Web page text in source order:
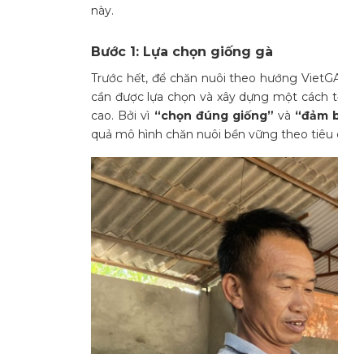
này.
Bước 1: Lựa chọn giống gà
Trước hết, để chăn nuôi theo hướng
cần được lựa chọn và xây dựng một
cao. Bởi vì “chọn đúng giống” và “đảm
quả mô hình chăn nuôi bền vững theo tiêu